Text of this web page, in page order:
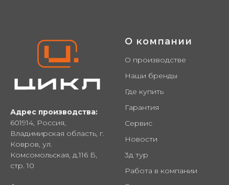
Адрес производства:
601914, Россия,
Владимирская область, г.
Ковров, ул.
Комсомольская, д.116 Б,
стр. 10
О компании
О производстве
Наши бренды
Где купить
Гарантия
Сервис
Новости
3д тур
Работа в компании